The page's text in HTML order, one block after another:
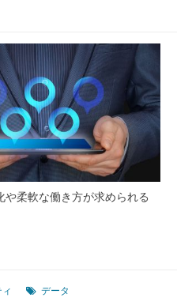
柔軟な働き方が求められる
データ